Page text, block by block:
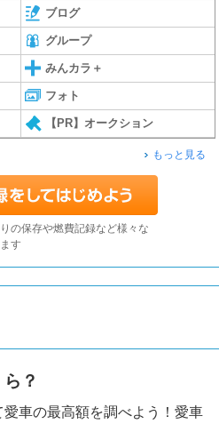
ブログ
グループ
みんカラ＋
フォト
【PR】オークション
もっと見る
の保存や燃費記録など様々な
す
？
車の最高額を調べよう！愛車